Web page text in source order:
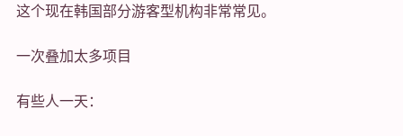
这个现在韩国部分游客型机构非常常见。
一次叠加太多项目
有些人一天：